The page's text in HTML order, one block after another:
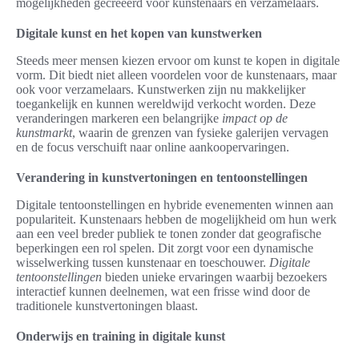
mogelijkheden gecreëerd voor kunstenaars en verzamelaars.
Digitale kunst en het kopen van kunstwerken
Steeds meer mensen kiezen ervoor om kunst te kopen in digitale
vorm. Dit biedt niet alleen voordelen voor de kunstenaars, maar
ook voor verzamelaars. Kunstwerken zijn nu makkelijker
toegankelijk en kunnen wereldwijd verkocht worden. Deze
veranderingen markeren een belangrijke impact op de
kunstmarkt, waarin de grenzen van fysieke galerijen vervagen
en de focus verschuift naar online aankoopervaringen.
Verandering in kunstvertoningen en tentoonstellingen
Digitale tentoonstellingen en hybride evenementen winnen aan
populariteit. Kunstenaars hebben de mogelijkheid om hun werk
aan een veel breder publiek te tonen zonder dat geografische
beperkingen een rol spelen. Dit zorgt voor een dynamische
wisselwerking tussen kunstenaar en toeschouwer. Digitale
tentoonstellingen bieden unieke ervaringen waarbij bezoekers
interactief kunnen deelnemen, wat een frisse wind door de
traditionele kunstvertoningen blaast.
Onderwijs en training in digitale kunst